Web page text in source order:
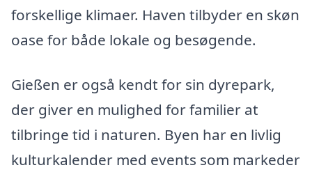
forskellige klimaer. Haven tilbyder en skøn
oase for både lokale og besøgende.
Gießen er også kendt for sin dyrepark,
der giver en mulighed for familier at
tilbringe tid i naturen. Byen har en livlig
kulturkalender med events som markeder